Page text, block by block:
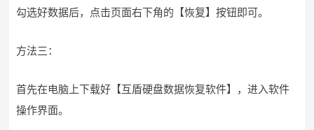
勾选好数据后，点击页面右下角的【恢复】按钮即可。
方法三：
首先在电脑上下载好【互盾硬盘数据恢复软件】，进入软件
操作界面。